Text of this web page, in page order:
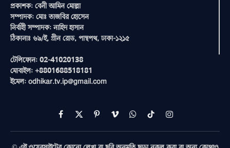
প্রকাশক: বেনী আমিন মোল্লা
সম্পাদক: মোঃ তাজবির হোসেন
নির্বাহী সম্পাদক: নাহিদ হাসান
ঠিকানাঃ ৬৯/ই, গ্রীন রোড, পান্থপথ, ঢাকা-১২১৫
টেলিফোন: 02-41020138
মোবাইল: +8801688518181
ইমেল: odhikar.tv.ip@gmail.com
Facebook
X
(Twitter)
PinterestVimeoWhatsAppTikTokInstagram